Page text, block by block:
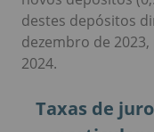
destes depósitos
dezembro de
2024.
Taxas de